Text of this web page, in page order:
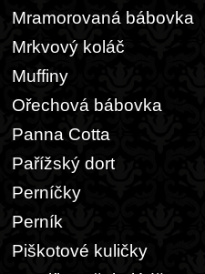
Mramorovaná bábovka
Mrkvový koláč
Muffiny
Ořechová bábovka
Panna Cotta
Pařížský dort
Perníčky
Perník
Piškotové kuličky